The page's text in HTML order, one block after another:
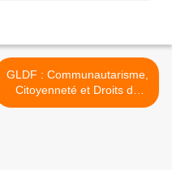
GLDF : Communautarisme,
Citoyenneté et Droits de
l’Homme par le Grand